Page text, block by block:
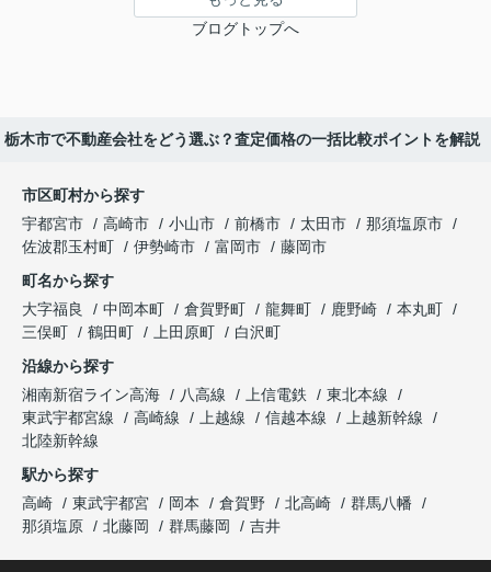
ブログトップへ
栃木市で不動産会社をどう選ぶ？査定価格の一括比較ポイントを解説
市区町村から探す
宇都宮市
高崎市 小山市 前橋市 太田市
那須塩原市
佐波郡玉村町
伊勢崎市 富岡市
藤岡市
町名から探す
大字福良
中岡本町 倉賀野町 龍舞町 鹿野崎
本丸町
三俣町
鶴田町 上田原町
白沢町
沿線から探す
湘南新宿ライン高海
八高線 上信電鉄
東北本線
東武宇都宮線
高崎線 上越線 信越本線
上越新幹線
北陸新幹線
駅から探す
高崎
東武宇都宮 岡本 倉賀野 北高崎
群馬八幡
那須塩原
北藤岡 群馬藤岡 吉井